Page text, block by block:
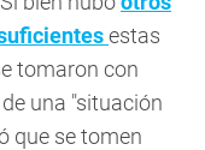
estas
tomaron con
una "situación
que se tomen